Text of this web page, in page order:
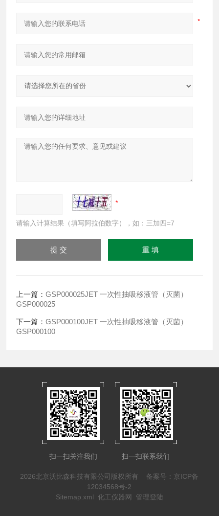
请输入计算结果（填写阿拉伯数字），如：三加四=7
上一篇：GSP000025JET 一次性抽吸移液管（灭菌）
GSP000025
下一篇：GSP000100JET 一次性抽吸移液管（灭菌）
GSP000100
扫一扫关注我们 扫一扫联系我们
2026北京沃比森科技有限公司版权所有 备案号：京ICP备
12034568号-2
Sitemap.xml 化工仪器网 管理登陆